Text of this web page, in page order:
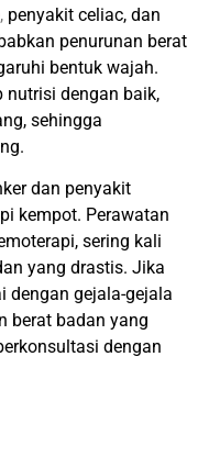
, penyakit celiac, dan
penurunan berat
bentuk wajah.
nutrisi dengan baik,
sehingga
dan penyakit
kempot. Perawatan
sering kali
yang drastis. Jika
dengan gejala-gejala
berat badan yang
dengan